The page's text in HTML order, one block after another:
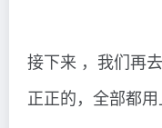
接下来 ，我们再
正正的，全部都